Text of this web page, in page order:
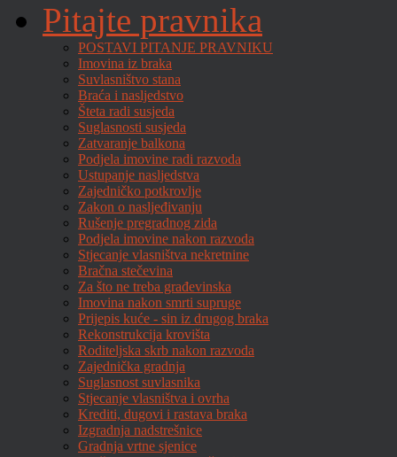
Pitajte pravnika
POSTAVI PITANJE PRAVNIKU
Imovina iz braka
Suvlasništvo stana
Braća i nasljedstvo
Šteta radi susjeda
Suglasnosti susjeda
Zatvaranje balkona
Podjela imovine radi razvoda
Ustupanje nasljedstva
Zajedničko potkrovlje
Zakon o nasljeđivanju
Rušenje pregradnog zida
Podjela imovine nakon razvoda
Stjecanje vlasništva nekretnine
Bračna stečevina
Za što ne treba građevinska
Imovina nakon smrti supruge
Prijepis kuće - sin iz drugog braka
Rekonstrukcija krovišta
Roditeljska skrb nakon razvoda
Zajednička gradnja
Suglasnost suvlasnika
Stjecanje vlasništva i ovrha
Krediti, dugovi i rastava braka
Izgradnja nadstrešnice
Gradnja vrtne sjenice